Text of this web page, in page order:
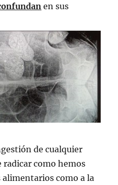
en sus
de cualquier
radicar como hemos
como a la